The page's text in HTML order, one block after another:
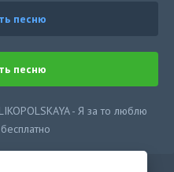
песню
песню
- Я за то люблю